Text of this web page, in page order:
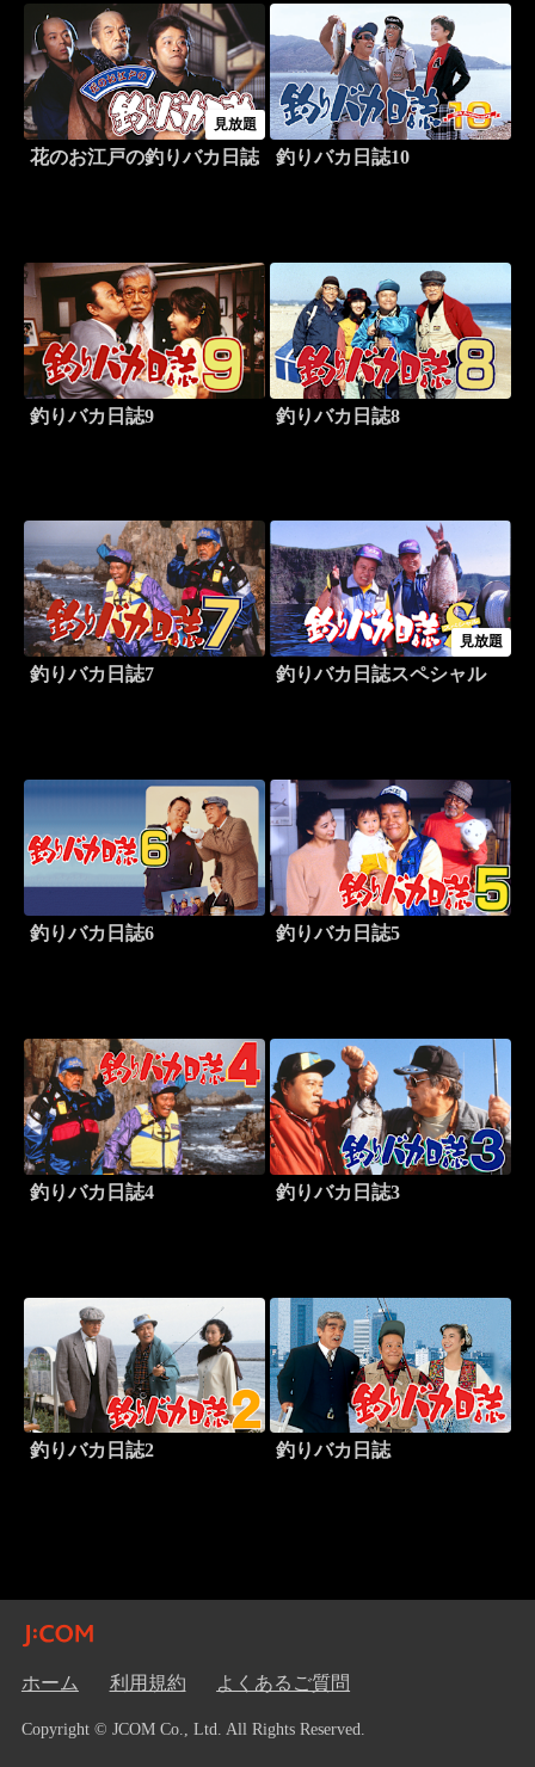
見放題
花のお江戸の釣りバカ日誌 釣りバカ日誌10
釣りバカ日誌9 釣りバカ日誌8
釣りバカ日誌7
見放題
釣りバカ日誌スペシャル
釣りバカ日誌6 釣りバカ日誌5
釣りバカ日誌4 釣りバカ日誌3
釣りバカ日誌2 釣りバカ日誌
ホーム 利用規約 よくあるご質問
Copyright © JCOM Co., Ltd. All Rights Reserved.